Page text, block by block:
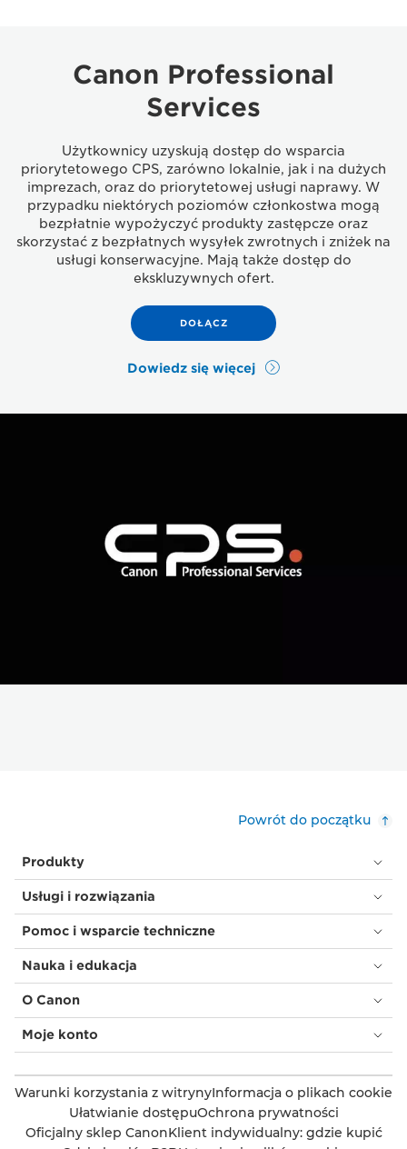
Canon Professional
Services
Użytkownicy uzyskują dostęp do wsparcia
priorytetowego CPS, zarówno lokalnie, jak i na dużych
imprezach, oraz do priorytetowej usługi naprawy. W
przypadku niektórych poziomów członkostwa mogą
bezpłatnie wypożyczyć produkty zastępcze oraz
skorzystać z bezpłatnych wysyłek zwrotnych i zniżek na
usługi konserwacyjne. Mają także dostęp do
ekskluzywnych ofert.
DOŁĄCZ
Dowiedz się więcej
Powrót do początku
Produkty
Usługi i rozwiązania
Pomoc i wsparcie techniczne
Nauka i edukacja
O Canon
Moje konto
Warunki korzystania z witrynyInformacja o plikach cookie
Ułatwianie dostępuOchrona prywatności
Oficjalny sklep CanonKlient indywidualny: gdzie kupić